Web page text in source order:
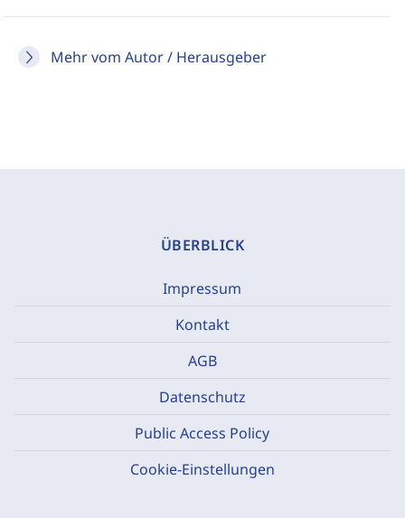
Mehr vom Autor / Herausgeber
ÜBERBLICK
Impressum
Kontakt
AGB
Datenschutz
Public Access Policy
Cookie-Einstellungen